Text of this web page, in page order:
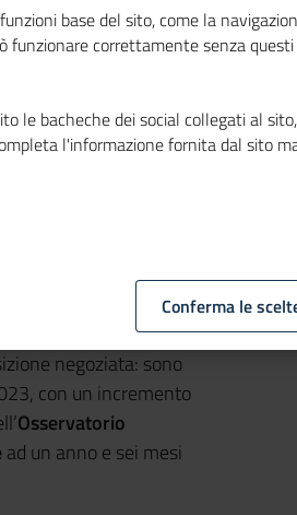
negoziata: sono
con un incremento
Osservatorio
ad un anno e sei mesi
base del sito, come la
funzionare correttamente senza questi
le bacheche dei social collegati al
l'informazione fornita dal sito
Conferma le